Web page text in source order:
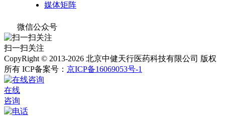
媒体矩阵
微信公众号
扫一扫关注
CopyRight © 2013-2026 北京中健天行医药科技有限公司 版权
所有 ICP备案号： 京ICP备16069053号-1
在线
咨询